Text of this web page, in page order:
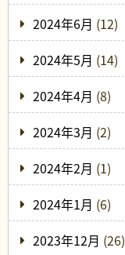
2024年6月 (12)
2024年5月 (14)
2024年4月 (8)
2024年3月 (2)
2024年2月 (1)
2024年1月 (6)
2023年12月 (26)